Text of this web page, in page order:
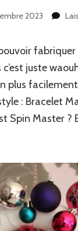
2023
fabriquer
juste
plus facilement
: Bracelet
Spin Master ?